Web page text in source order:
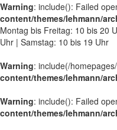
Warning: include(): Failed
content/themes/lehmann/
Montag bis Freitag: 10 bis 20
Uhr | Samstag: 10 bis 19 Uhr
Warning: include(/
content/themes/lehmann/
Warning: include(): Failed
content/themes/lehmann/